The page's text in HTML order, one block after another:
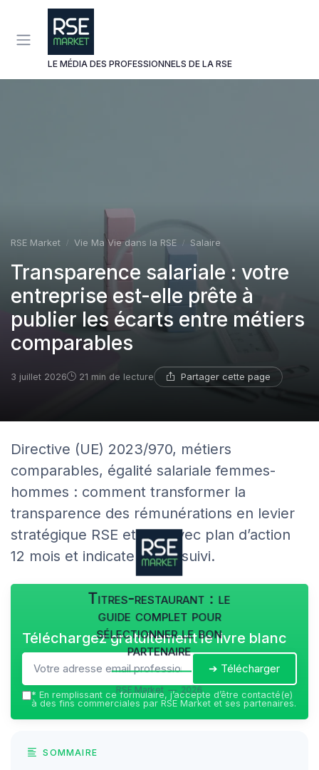
LE MÉDIA DES PROFESSIONNELS DE LA RSE
RSE Market Vie Ma Vie dans la RSE Salaire
Transparence salariale : votre
entreprise est-elle prête à
publier les écarts entre métiers
comparables
3 juillet 2026 21 min de lecture Partager cette page
Directive (UE) 2023/970, métiers
comparables, égalité salariale femmes-
hommes : comment transformer la
transparence des rémunérations en levier
stratégique RSE et RH, avec plan d’action
12 mois et indicateurs de suivi.
Titres-restaurant : le
guide complet pour
sélectionner le bon
partenaire
RSE Market — 2026
Téléchargez gratuitement le livre blanc
➔ Télécharger
* En remplissant ce formulaire, j’accepte d’être contacté(e)
à des fins commerciales par RSE Market et ses partenaires.
SOMMAIRE
Panneau de gestion des cookies